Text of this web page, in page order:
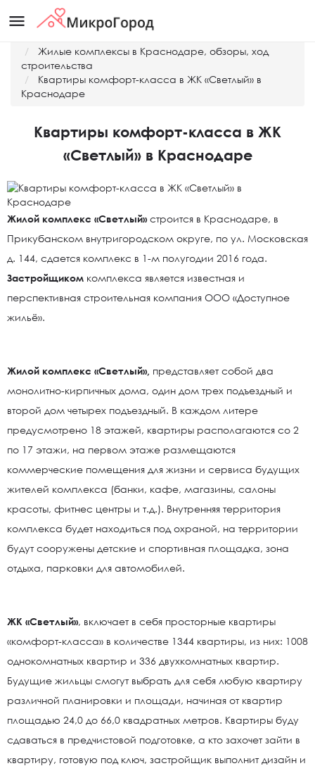
menu
Жилые комплексы в Краснодаре, обзоры, ход
строительства
Квартиры комфорт-класса в ЖК «Светлый» в
Краснодаре
Квартиры комфорт-класса в ЖК
«Светлый» в Краснодаре
Жилой комплекс «Светлый»строится в Краснодаре, в
Прикубанском внутригородском округе, по ул. Московская
д. 144, сдается комплекс в 1-м полугодии 2016 года.
Застройщиком комплекса является известная и
перспективная строительная компания ООО «Доступное
жильё».
Жилой комплекс «Светлый», представляет собой два
монолитно-кирпичных дома, один дом трех подъездный и
второй дом четырех подъездный. В каждом литере
предусмотрено 18 этажей, квартиры располагаются со 2
по 17 этажи, на первом этаже размещаются
коммерческие помещения для жизни и сервиса будущих
жителей комплекса (банки, кафе, магазины, салоны
красоты, фитнес центры и т.д.). Внутренняя территория
комплекса будет находиться под охраной, на территории
будут сооружены детские и спортивная площадка, зона
отдыха, парковки для автомобилей.
ЖК «Светлый», включает в себя просторные квартиры
«комфорт-класса» в количестве 1344 квартиры, из них: 1008
однокомнатных квартир и 336 двухкомнатных квартир.
Будущие жильцы смогут выбрать для себя любую квартиру
различной планировки и площади, начиная от квартир
площадью 24,0 до 66,0 квадратных метров. Квартиры буду
сдаваться в предчистовой подготовке, а кто захочет зайти в
квартиру, готовую под ключ, застройщик выполнит дизайн и